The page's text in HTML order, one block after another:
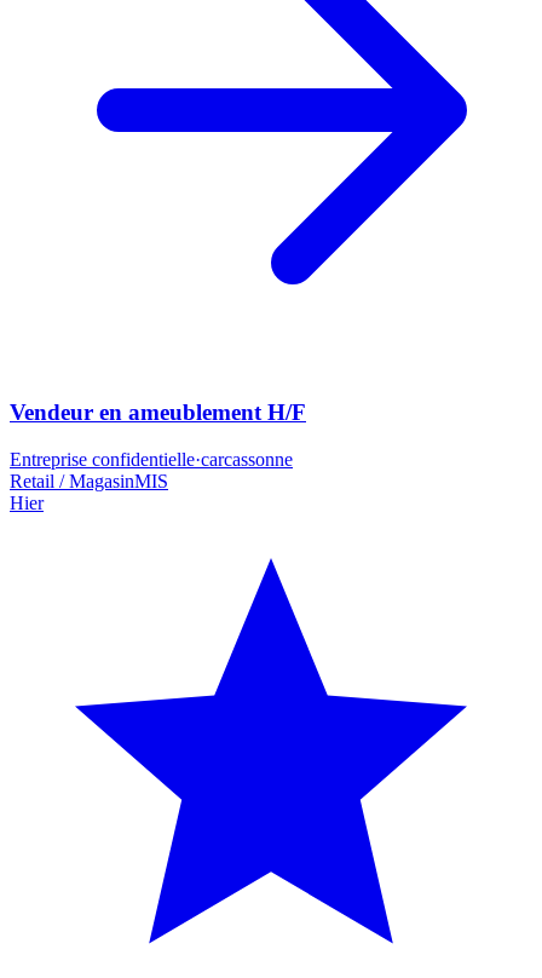
Vendeur en ameublement H/F
Entreprise confidentielle·carcassonne
Retail / MagasinMIS
Hier